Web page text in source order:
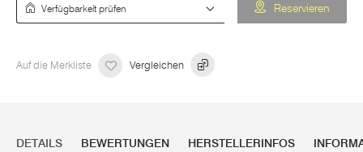
Reservieren
Auf die Merkliste Vergleichen
DETAILS BEWERTUNGEN HERSTELLERINFOS